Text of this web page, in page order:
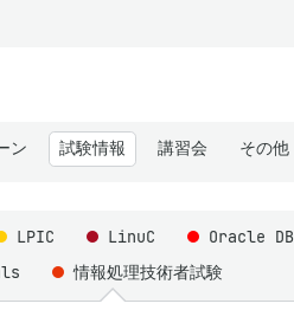
ン 試験情報 講習会 その他
LPIC LinuC Oracle DB
情報処理技術者試験